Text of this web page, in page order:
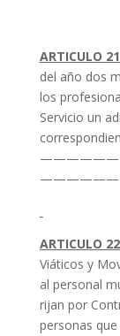
ARTICULO
del año
los
Servicio un
ARTICULO
Viáticos y
al personal
rijan por
personas